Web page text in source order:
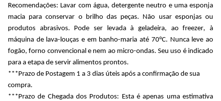
Recomendações: Lavar com água, detergente neutro e uma esponja
macia para conservar o brilho das peças. Não usar esponjas ou
produtos abrasivos. Pode ser levada à geladeira, ao freezer, à
máquina de lava-louças e em banho-maria até 70°C. Nunca leve ao
fogão, forno convencional e nem ao micro-ondas. Seu uso é indicado
para a etapa de servir alimentos prontos.
***Prazo de Postagem 1 a 3 dias úteis após a confirmação de sua
compra.
***Prazo de Chegada dos Produtos: Esta é apenas uma estimativa